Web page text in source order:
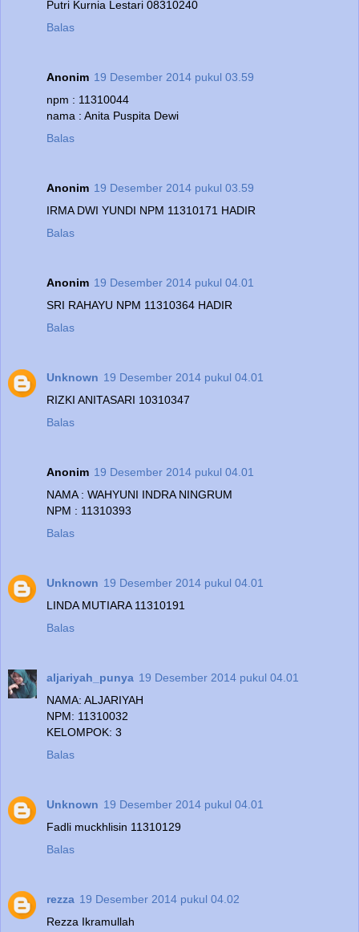
Putri Kurnia Lestari 08310240
Balas
Anonim 19 Desember 2014 pukul 03.59
npm : 11310044
nama : Anita Puspita Dewi
Balas
Anonim 19 Desember 2014 pukul 03.59
IRMA DWI YUNDI NPM 11310171 HADIR
Balas
Anonim 19 Desember 2014 pukul 04.01
SRI RAHAYU NPM 11310364 HADIR
Balas
Unknown 19 Desember 2014 pukul 04.01
RIZKI ANITASARI 10310347
Balas
Anonim 19 Desember 2014 pukul 04.01
NAMA : WAHYUNI INDRA NINGRUM
NPM : 11310393
Balas
Unknown 19 Desember 2014 pukul 04.01
LINDA MUTIARA 11310191
Balas
aljariyah_punya 19 Desember 2014 pukul 04.01
NAMA: ALJARIYAH
NPM: 11310032
KELOMPOK: 3
Balas
Unknown 19 Desember 2014 pukul 04.01
Fadli muckhlisin 11310129
Balas
rezza 19 Desember 2014 pukul 04.02
Rezza Ikramullah